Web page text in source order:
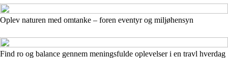
Oplev naturen med omtanke – foren eventyr og miljøhensyn
Find ro og balance gennem meningsfulde oplevelser i en travl hverdag